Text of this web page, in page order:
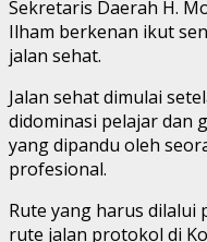
Sekretaris Daerah H.
Ilham berkenan ikut
jalan sehat.
Jalan sehat dimulai
didominasi pelajar dan
yang dipandu oleh
profesional.
Rute yang harus dilalui
rute jalan protokol di